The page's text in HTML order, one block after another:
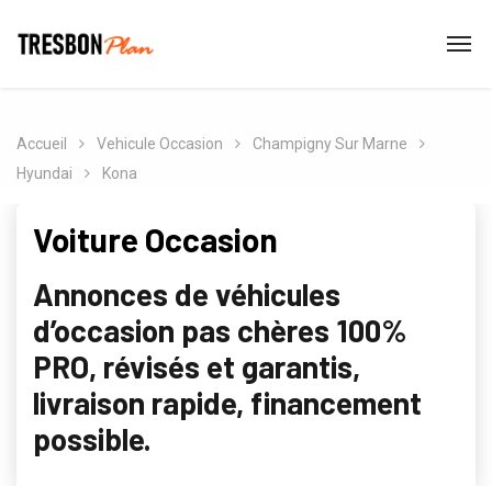
Accueil Vehicule Occasion
Champigny Sur Marne
Hyundai
Kona
Voiture Occasion
Annonces de véhicules
d’occasion pas chères 100%
PRO, révisés et garantis,
livraison rapide, financement
possible.